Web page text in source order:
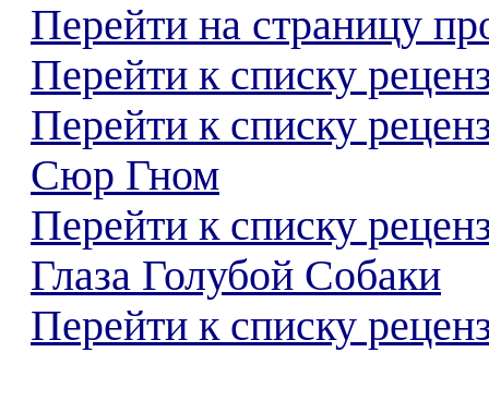
Перейти на страницу
Перейти к списку
Перейти к списку
Сюр Гном
Перейти к списку
Глаза Голубой Собаки
Перейти к списку